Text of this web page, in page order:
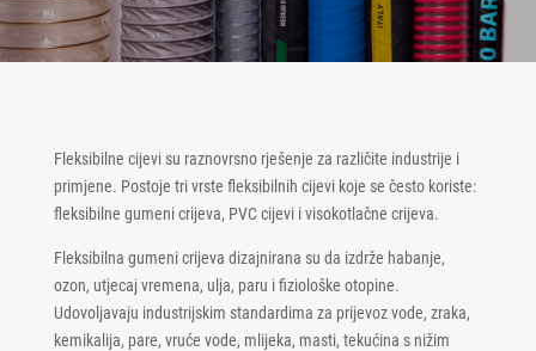
Fleksibilne cijevi su raznovrsno rješenje za različite industrije i
primjene. Postoje tri vrste fleksibilnih cijevi koje se često koriste:
fleksibilne gumeni crijeva, PVC cijevi i visokotlačne crijeva.
Fleksibilna gumeni crijeva dizajnirana su da izdrže habanje,
ozon, utjecaj vremena, ulja, paru i fiziološke otopine.
Udovoljavaju industrijskim standardima za prijevoz vode, zraka,
kemikalija, pare, vruće vode, mlijeka, masti, tekućina s nižim